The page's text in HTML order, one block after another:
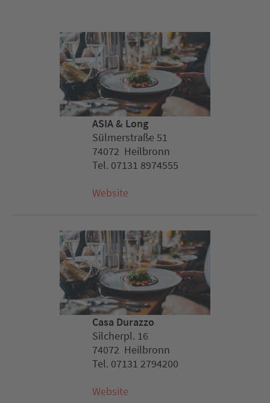
ASIA & Long
Sülmerstraße 51
74072 Heilbronn
Tel. 07131 8974555
Website
Casa Durazzo
Silcherpl. 16
74072 Heilbronn
Tel. 07131 2794200
Website